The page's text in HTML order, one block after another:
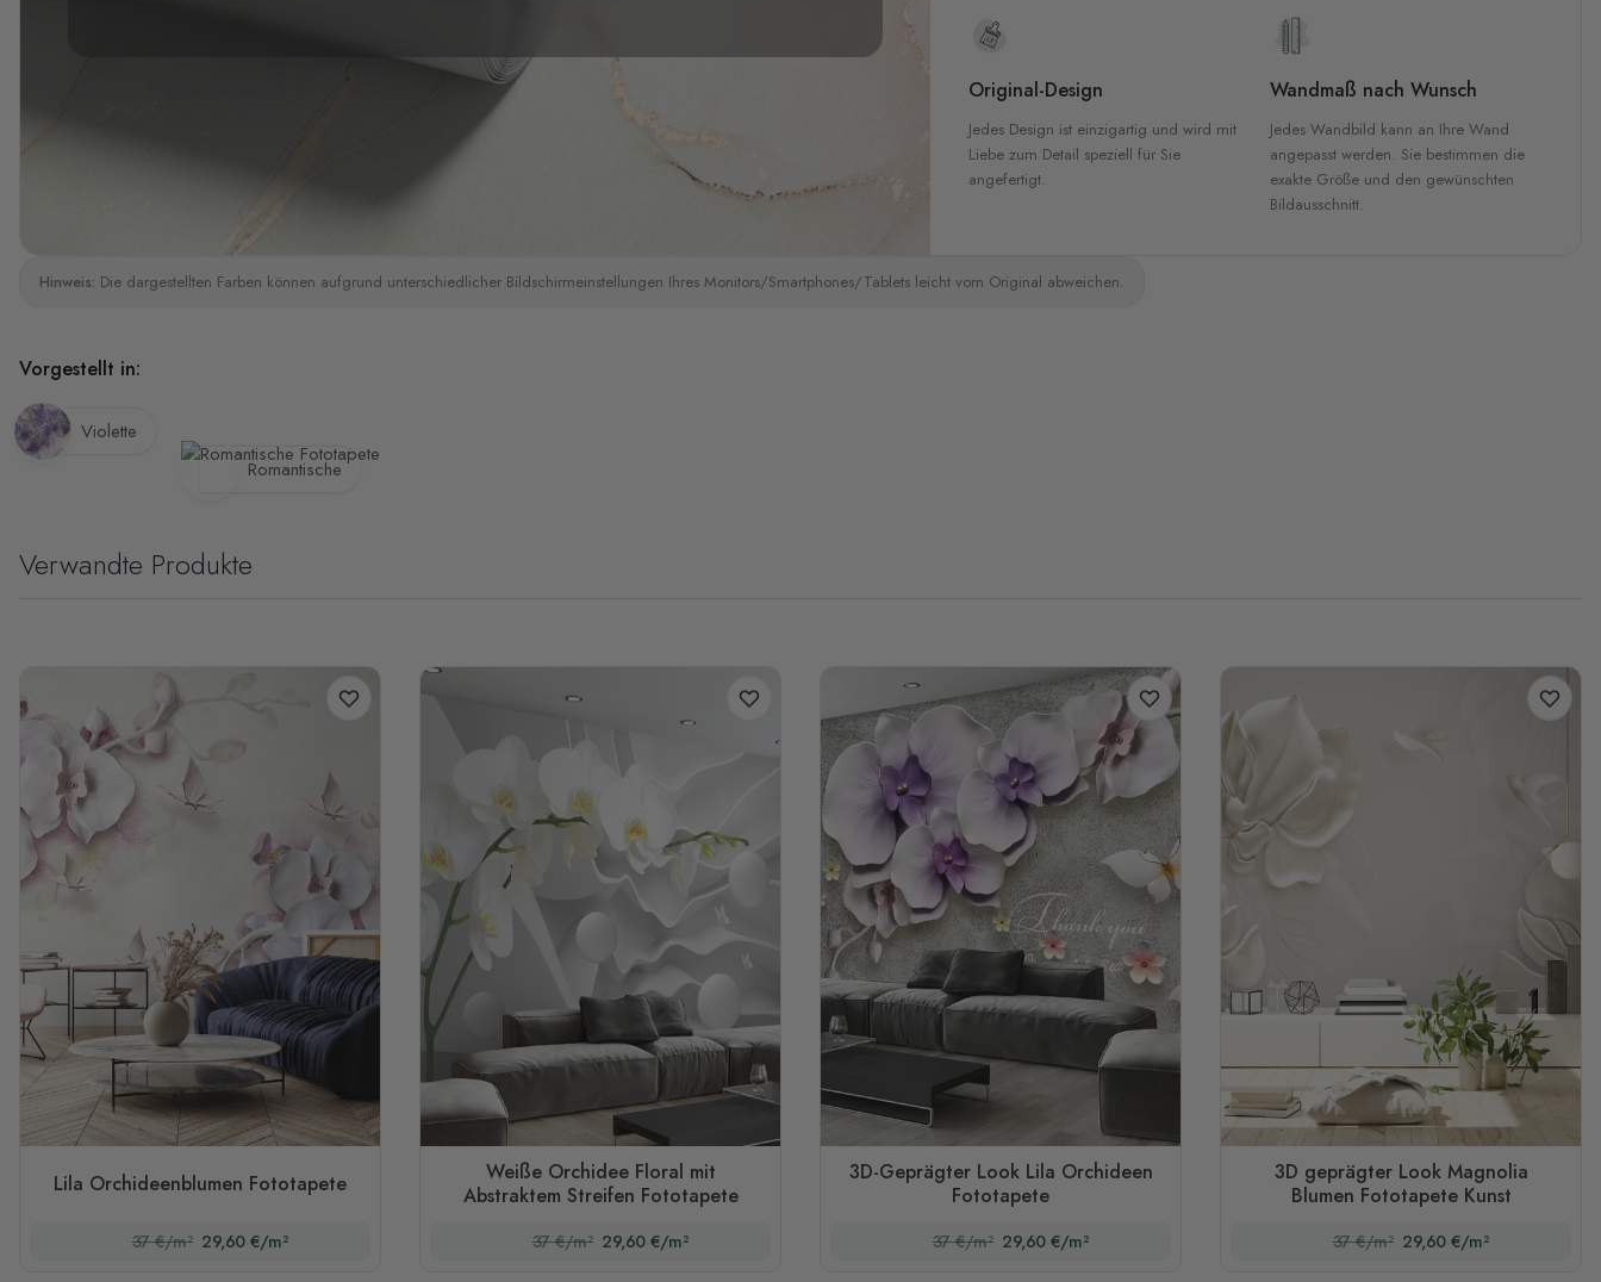
Original-Design
Jedes Design ist einzigartig und wird mit
Liebe zum Detail speziell für Sie
angefertigt.
Wandmaß nach Wunsch
Jedes Wandbild kann an Ihre Wand
angepasst werden. Sie bestimmen die
exakte Größe und den gewünschten
Bildausschnitt.
Hinweis: Die dargestellten Farben können aufgrund unterschiedlicher Bildschirmeinstellungen Ihres Monitors/Smartphones/Tablets leicht vom Original abweichen.
Vorgestellt in:
Violette
Romantische
Verwandte Produkte
Lila Orchideenblumen Fototapete
37 €/m² 29,60 €/m²
Weiße Orchidee Floral mit
Abstraktem Streifen Fototapete
37 €/m² 29,60 €/m²
3D-Geprägter Look Lila Orchideen
Fototapete
37 €/m² 29,60 €/m²
3D geprägter Look Magnolia
Blumen Fototapete Kunst
37 €/m² 29,60 €/m²